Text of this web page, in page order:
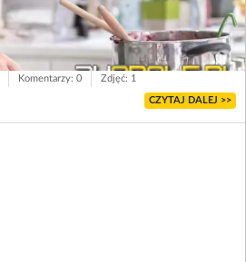
Komentarzy: 0 Zdjęć: 1
CZYTAJ DALEJ >>